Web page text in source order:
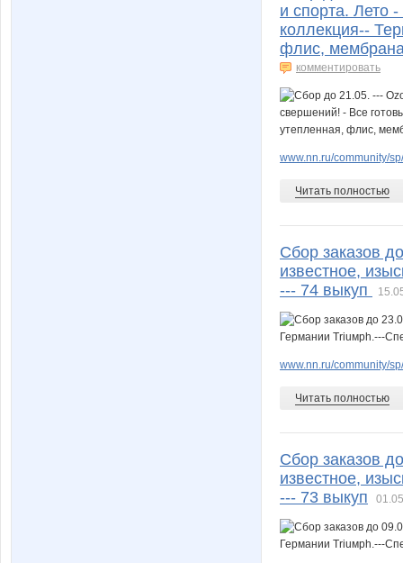
и спорта. Лето
коллекция--
флис,
комментировать
www.nn.ru/community/
Читать полностью
Сбор заказов
известное,
--- 74 выкуп
www.nn.ru/community/
Читать полностью
Сбор заказов
известное,
--- 73 выкуп